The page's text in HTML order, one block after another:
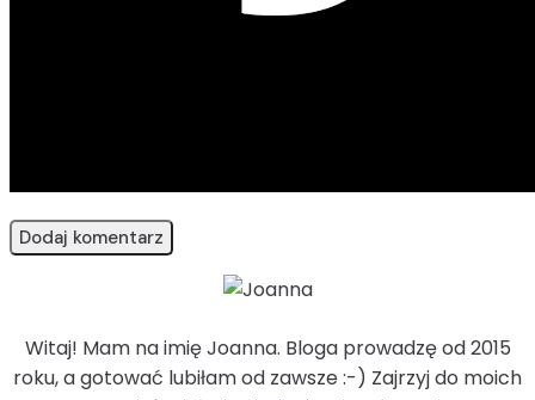
Witaj! Mam na imię Joanna. Bloga prowadzę od 2015
roku, a gotować lubiłam od zawsze :-) Zajrzyj do moich